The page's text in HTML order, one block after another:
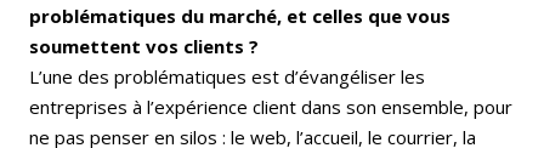
problématiques du marché, et celles que vous
soumettent vos clients ?
L’une des problématiques est d’évangéliser les
entreprises à l’expérience client dans son ensemble, pour
ne pas penser en silos : le web, l’accueil, le courrier, la